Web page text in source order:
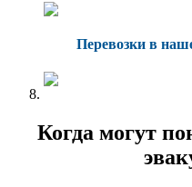
Перевозки в
Когда могут